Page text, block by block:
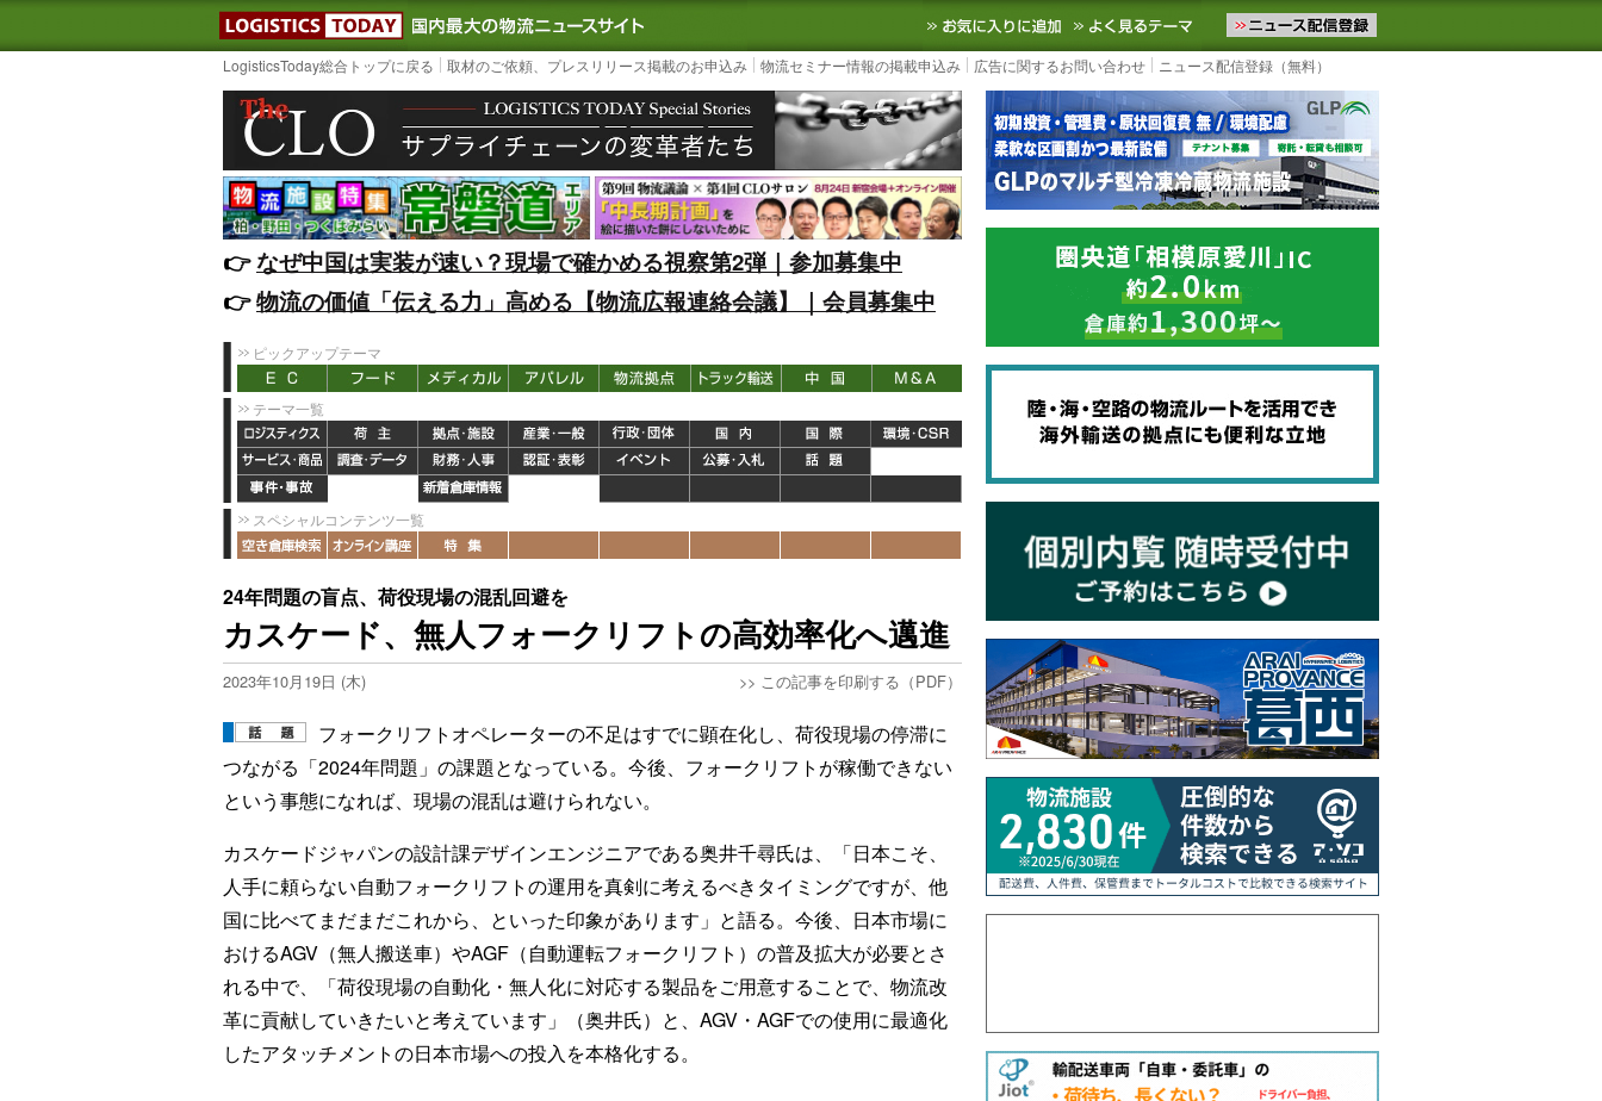
LOGISTICS TODAY｜国内最大の物流ニュースサイト3PL, SCMなど国内外の最新の物流ニュースをお届けします。物流ニュースメール配信を登録す
お気に入りに追加 よく見るテーマ
LogisticsToday総合トップに戻る 取材のご依頼、プレスリリース掲載のお申込み 物流セミナー情報の掲載申込み 広告に関するお問い合わせ ニュース配信登録（無料）
👉️なぜ中国は実装が速い？現場で確かめる視察第2弾｜参加募集中
👉️物流の価値「伝える力」高める【物流広報連絡会議】｜会員募集中
ピックアップテーマ
テーマ一覧
スペシャルコンテンツ一覧
24年問題の盲点、荷役現場の混乱回避を
カスケード、無人フォークリフトの高効率化へ邁進
2023年10月19日 (木) >> この記事を印刷する（PDF）
フォークリフトオペレーターの不足はすでに顕在化し、荷役現場の停滞に
つながる「2024年問題」の課題となっている。今後、フォークリフトが稼働できない
という事態になれば、現場の混乱は避けられない。
カスケードジャパンの設計課デザインエンジニアである奥井千尋氏は、「日本こそ、
人手に頼らない自動フォークリフトの運用を真剣に考えるべきタイミングですが、他
国に比べてまだまだこれから、といった印象があります」と語る。今後、日本市場に
おけるAGV（無人搬送車）やAGF（自動運転フォークリフト）の普及拡大が必要とさ
れる中で、「荷役現場の自動化・無人化に対応する製品をご用意することで、物流改
革に貢献していきたいと考えています」（奥井氏）と、AGV・AGFでの使用に最適化
したアタッチメントの日本市場への投入を本格化する。